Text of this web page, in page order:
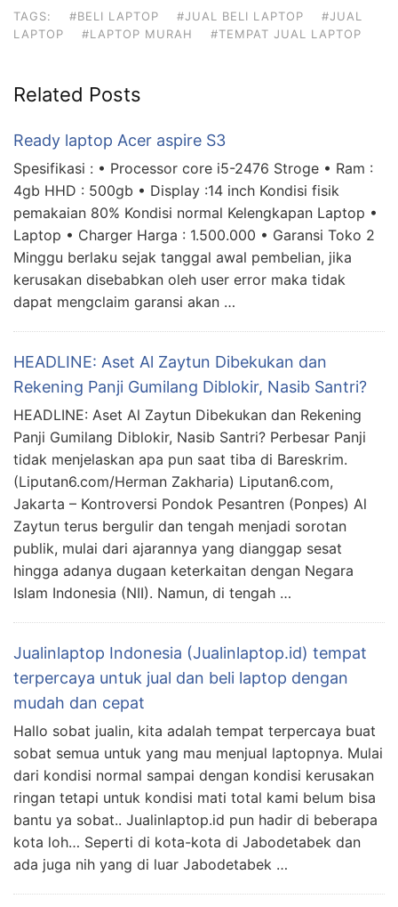
TAGS: #BELI LAPTOP #JUAL BELI LAPTOP
#JUAL
LAPTOP
#LAPTOP MURAH #TEMPAT JUAL LAPTOP
Related Posts
Ready laptop Acer aspire S3
Spesifikasi : • Processor core i5-2476 Stroge • Ram :
4gb HHD : 500gb • Display :14 inch Kondisi fisik
pemakaian 80% Kondisi normal Kelengkapan Laptop •
Laptop • Charger Harga : 1.500.000 • Garansi Toko 2
Minggu berlaku sejak tanggal awal pembelian, jika
kerusakan disebabkan oleh user error maka tidak
dapat mengclaim garansi akan …
HEADLINE: Aset Al Zaytun Dibekukan dan
Rekening Panji Gumilang Diblokir, Nasib Santri?
HEADLINE: Aset Al Zaytun Dibekukan dan Rekening
Panji Gumilang Diblokir, Nasib Santri? Perbesar Panji
tidak menjelaskan apa pun saat tiba di Bareskrim.
(Liputan6.com/Herman Zakharia) Liputan6.com,
Jakarta – Kontroversi Pondok Pesantren (Ponpes) Al
Zaytun terus bergulir dan tengah menjadi sorotan
publik, mulai dari ajarannya yang dianggap sesat
hingga adanya dugaan keterkaitan dengan Negara
Islam Indonesia (NII). Namun, di tengah …
Jualinlaptop Indonesia (Jualinlaptop.id) tempat
terpercaya untuk jual dan beli laptop dengan
mudah dan cepat
Hallo sobat jualin, kita adalah tempat terpercaya buat
sobat semua untuk yang mau menjual laptopnya. Mulai
dari kondisi normal sampai dengan kondisi kerusakan
ringan tetapi untuk kondisi mati total kami belum bisa
bantu ya sobat.. Jualinlaptop.id pun hadir di beberapa
kota loh… Seperti di kota-kota di Jabodetabek dan
ada juga nih yang di luar Jabodetabek …